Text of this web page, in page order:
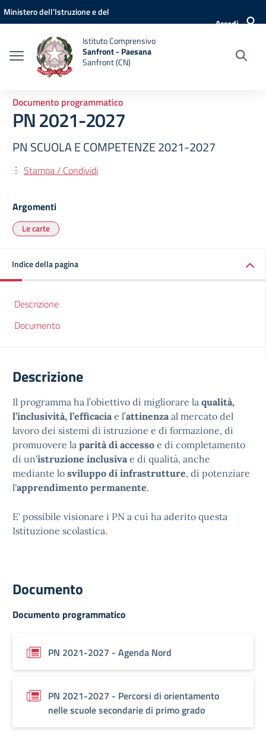
Vai ai contenuti
Vai al menu di navigazione
Vai al footer
Ministero dell'Istruzione e del
Accedi
Istituto Comprensivo
Sanfront - Paesana
Sanfront (CN)
Documento programmatico
PN 2021-2027
PN SCUOLA E COMPETENZE 2021-2027
Stampa / Condividi
Argomenti
Le carte
Indice della pagina
Descrizione
Documento
Descrizione
Il programma ha l’obiettivo di migliorare la qualità,
l’inclusività, l’efficaciae l’attinenzaal mercato del
lavoro dei sistemi di istruzione e di formazione, di
promuovere la parità di accesso e di completamento
di un'istruzione inclusivae di qualità, anche
mediante lo sviluppo di infrastrutture, di potenziare
l'apprendimento permanente.
E' possibile visionare i PN a cui ha aderito questa
Istituzione scolastica.
Documento
Documento programmatico
PN 2021-2027 - Agenda Nord
PN 2021-2027 - Percorsi di orientamento
nelle scuole secondarie di primo grado